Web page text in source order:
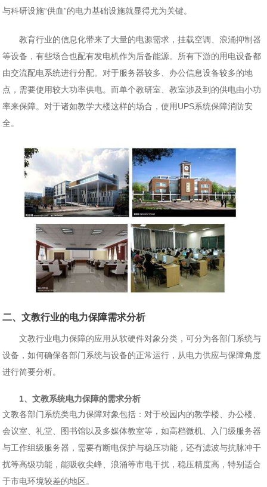
与科研设施“供血”的电力基础设施就显得尤为关键。
教育行业的信息化带来了大量的电源需求，挂载空调、浪涌抑制器
等设备，有些场合也配有发电机作为后备能源。所有下游的用电设备都
由交流配电系统进行分配。对于服务器较多、办公信息设备较多的地
点，需要使用较大功率供电。而单个教研室、教室涉及到的供电由小功
率来保障。对于诸如教学大楼这样的场合，使用UPS系统保障消防安
全。
二、文教行业的电力保障需求分析
文教行业电力保障的应用从软硬件对象分类，可分为各部门系统与
设备，如何确保各部门系统与设备的正常运行，从电力供应与保障角度
进行简要分析。
1、文教系统电力保障的需求分析
文教各部门系统类电力保障对象包括：对于校园内的教学楼、办公楼、
会议室、礼堂、图书馆以及多媒体教室等，如高档微机、入门级服务器
与工作组级服务器，需要有断电保护与稳压功能，还有滤波与抗脉冲干
扰等高级功能，能吸收尖峰、浪涌等市电干扰，稳压精度高，特别适合
于市电环境较差的地区。